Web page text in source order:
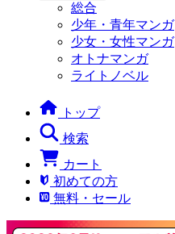
総合
少年・青年マンガ
少女・女性マンガ
オトナマンガ
ライトノベル
トップ
検索
カート
初めての方
無料・セール